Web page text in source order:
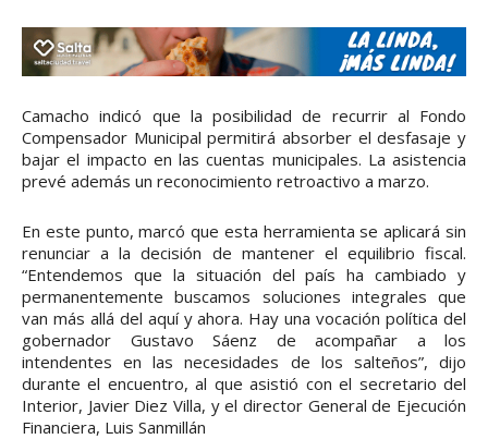
Camacho indicó que la posibilidad de recurrir al Fondo
Compensador Municipal permitirá absorber el desfasaje y
bajar el impacto en las cuentas municipales. La asistencia
prevé además un reconocimiento retroactivo a marzo.
En este punto, marcó que esta herramienta se aplicará sin
renunciar a la decisión de mantener el equilibrio fiscal.
“Entendemos que la situación del país ha cambiado y
permanentemente buscamos soluciones integrales que
van más allá del aquí y ahora. Hay una vocación política del
gobernador Gustavo Sáenz de acompañar a los
intendentes en las necesidades de los salteños”, dijo
durante el encuentro, al que asistió con el secretario del
Interior, Javier Diez Villa, y el director General de Ejecución
Financiera, Luis Sanmillán